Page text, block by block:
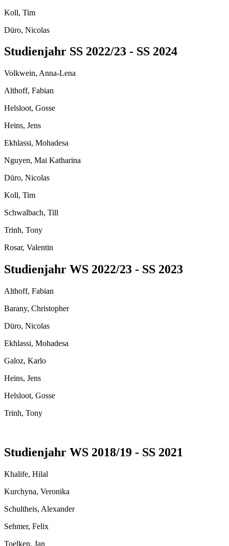
Koll, Tim
Düro, Nicolas
Studienjahr SS 2022/23 - SS 2024
Volkwein, Anna-Lena
Althoff, Fabian
Helsloot, Gosse
Heins, Jens
Ekhlassi, Mohadesa
Nguyen, Mai Katharina
Düro, Nicolas
Koll, Tim
Schwalbach, Till
Trinh, Tony
Rosar, Valentin
Studienjahr WS 2022/23 - SS 2023
Althoff, Fabian
Barany, Christopher
Düro, Nicolas
Ekhlassi, Mohadesa
Galoz, Karlo
Heins, Jens
Helsloot, Gosse
Trinh, Tony
Studienjahr WS 2018/19 - SS 2021
Khalife, Hilal
Kurchyna, Veronika
Schultheis, Alexander
Sehmer, Felix
Toelken, Jan